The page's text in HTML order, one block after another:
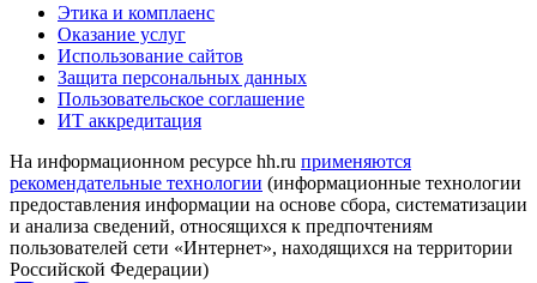
Этика и комплаенс
Оказание услуг
Использование сайтов
Защита персональных данных
Пользовательское соглашение
ИТ аккредитация
На информационном ресурсе hh.ru применяются
рекомендательные технологии (информационные технологии
предоставления информации на основе сбора, систематизации
и анализа сведений, относящихся к предпочтениям
пользователей сети «Интернет», находящихся на территории
Российской Федерации)